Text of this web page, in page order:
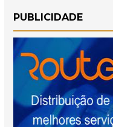
PUBLICIDADE